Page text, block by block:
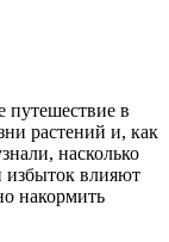
путешествие в
растений и, как
насколько
избыток влияют
накормить